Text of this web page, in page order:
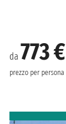
da 773 €
prezzo per persona